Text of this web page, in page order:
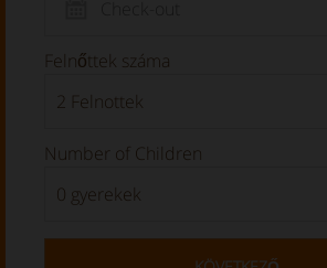
Felnőttek száma
Number of Children